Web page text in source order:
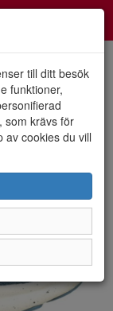
till ditt besök
funktioner,
som krävs för
av cookies du vill